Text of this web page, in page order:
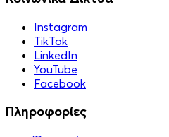
Instagram
TikTok
LinkedIn
YouTube
Facebook
Πληροφορίες